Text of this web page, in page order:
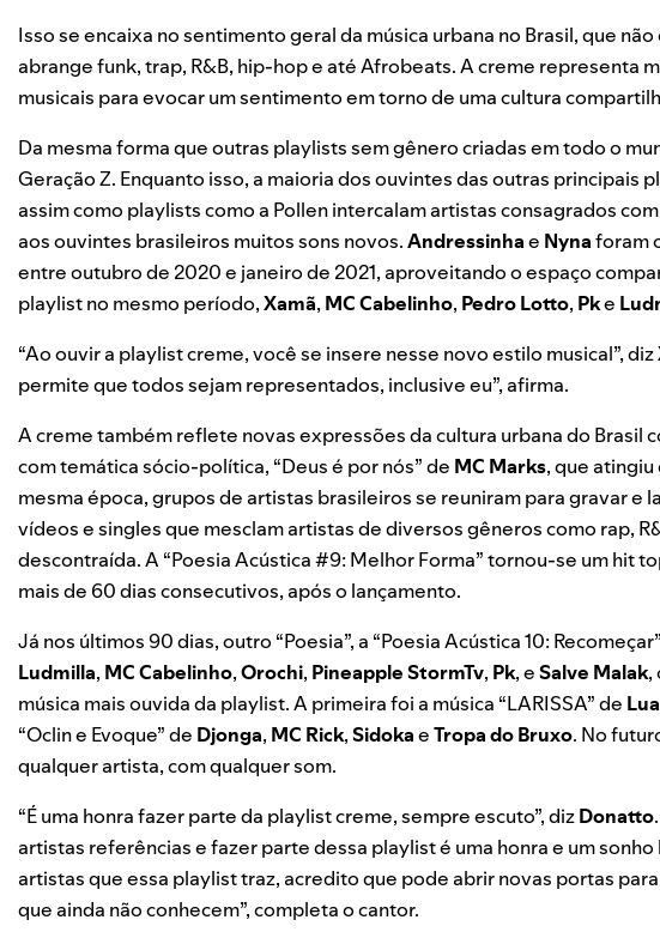
Isso se encaixa no sentimento geral da música urbana no Brasil, que
abrange funk, trap, R&B, hip-hop e até Afrobeats. A creme representa
musicais para evocar um sentimento em torno de uma cultura
Da mesma forma que outras playlists sem gênero criadas em todo o
Geração Z. Enquanto isso, a maioria dos ouvintes das outras principais
assim como playlists como a Pollen intercalam artistas consagrados
aos ouvintes brasileiros muitos sons novos.Andressinhae Nynaforam
entre outubro de 2020 e janeiro de 2021, aproveitando o espaço
playlist no mesmo período,Xamã, MC Cabelinho, Pedro Lotto, Pke
“Ao ouvir a playlist creme, você se insere nesse novo estilo musical”, diz
permite que todos sejam representados, inclusive eu”, afirma.
A creme também reflete novas expressões da cultura urbana do Brasil
com temática sócio-política, “Deus é por nós” de MC Marks, que atingiu
mesma época, grupos de artistas brasileiros se reuniram para gravar e
vídeos e singles que mesclam artistas de diversos gêneros como rap,
descontraída. A “Poesia Acústica #9: Melhor Forma” tornou-se um hit
mais de 60 dias consecutivos, após o lançamento.
Já nos últimos 90 dias, outro “Poesia”, a “Poesia Acústica 10: Recomeçar
Ludmilla, MC Cabelinho,Orochi, PineappleStormTv, Pk, eSalve Malak,
música mais ouvida da playlist. A primeira foi a música “LARISSA” de
“Oclin e Evoque” de Djonga, MC Rick,SidokaeTropa do Bruxo. No
qualquer artista, com qualquer som.
“É uma honra fazer parte da playlist creme, sempre escuto”, dizDonatto
artistas referências e fazer parte dessa playlist é uma honra e um
artistas que essa playlist traz, acredito que pode abrir novas portas
que ainda não conhecem”, completa o cantor.